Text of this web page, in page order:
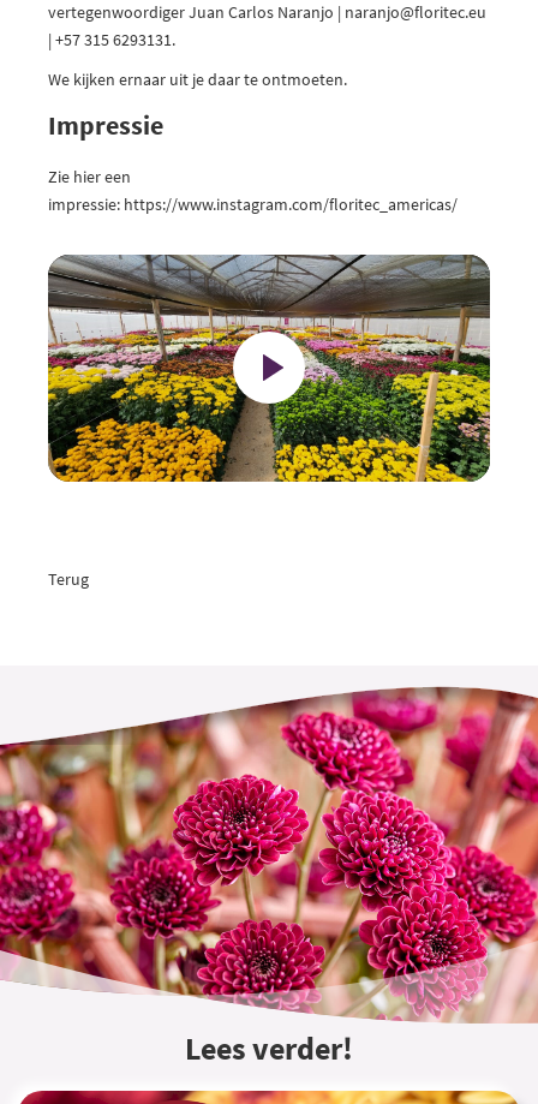
vertegenwoordiger Juan Carlos Naranjo | naranjo@floritec.eu
| +57 315 6293131.
We kijken ernaar uit je daar te ontmoeten.
Impressie
Zie hier een
impressie: https://www.instagram.com/floritec_americas/
Play
Terug
Lees verder!